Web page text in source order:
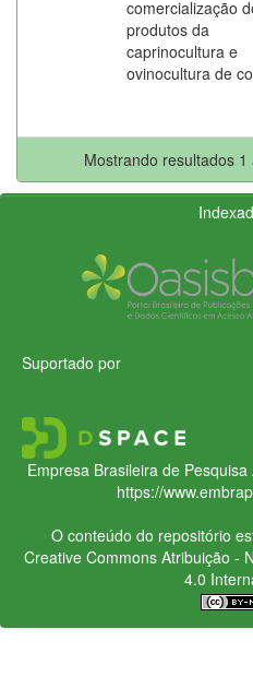
comercialização
produtos da
caprinocultura e
ovinocultura de
Mostrando resultados 1
Suportado por
Empresa Brasileira de
https://
O conteúdo do repositório
Creative CommonsAtribuição -
4.0